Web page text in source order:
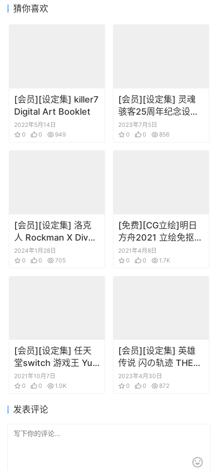
猜你喜欢
[会员][设定集] killer7
Digital Art Booklet
2022年5月14日
0
0 949
[会员][设定集] 灵魂
骇客25周年纪念设定
集 アニバーサリーブ
ック
2023年7月5日
0
0 856
[会员][设定集] 洛克
人 Rockman X Dive
Illustration
Collection
2024年1月28日
0
0 705
[免费][CG立绘]明日
方舟2021 立绘免抠图
PNG 更新到21年2月
2021年4月8日
0
0 1.7K
[会员][设定集] 任天
堂switch 游戏王 Yu-
Gi-Oh！ RushDuel
的设定集
2021年10月7日
0
0 1.0K
[会员][设定集] 英雄
传说 闪の轨迹 THEア
ートブック
2023年4月30日
0
0 872
发表评论